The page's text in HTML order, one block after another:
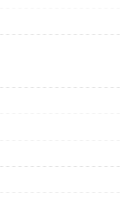
c